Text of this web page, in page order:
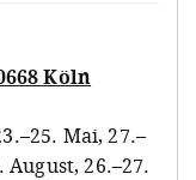
Köln
Mai, 27.–
August, 26.–27.